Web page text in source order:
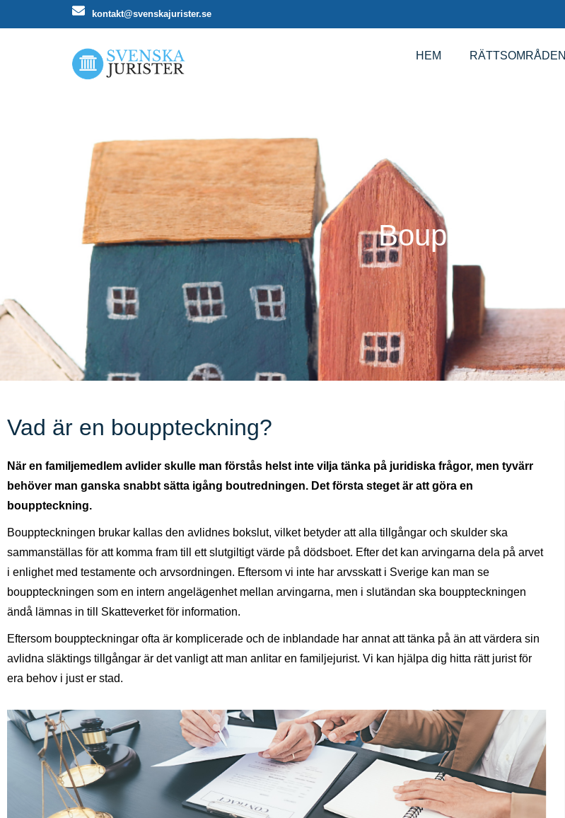
kontakt@svenskajurister.se
HEM RÄTTSOMRÅDEN
Bouppteckning
Vad är en bouppteckning?
När en familjemedlem avlider skulle man förstås helst inte vilja tänka på juridiska frågor, men tyvärr
behöver man ganska snabbt sätta igång boutredningen. Det första steget är att göra en
bouppteckning.
Bouppteckningen brukar kallas den avlidnes bokslut, vilket betyder att alla tillgångar och skulder ska
sammanställas för att komma fram till ett slutgiltigt värde på dödsboet. Efter det kan arvingarna dela på arvet
i enlighet med testamente och arvsordningen. Eftersom vi inte har arvsskatt i Sverige kan man se
bouppteckningen som en intern angelägenhet mellan arvingarna, men i slutändan ska bouppteckningen
ändå lämnas in till Skatteverket för information.
Eftersom bouppteckningar ofta är komplicerade och de inblandade har annat att tänka på än att värdera sin
avlidna släktings tillgångar är det vanligt att man anlitar en familjejurist. Vi kan hjälpa dig hitta rätt jurist för
era behov i just er stad.